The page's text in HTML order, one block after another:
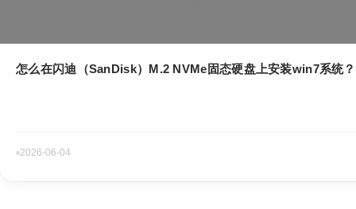
怎么在闪迪（SanDisk）M.2 NVMe固态硬盘上安装win7系统？
2026-06-04